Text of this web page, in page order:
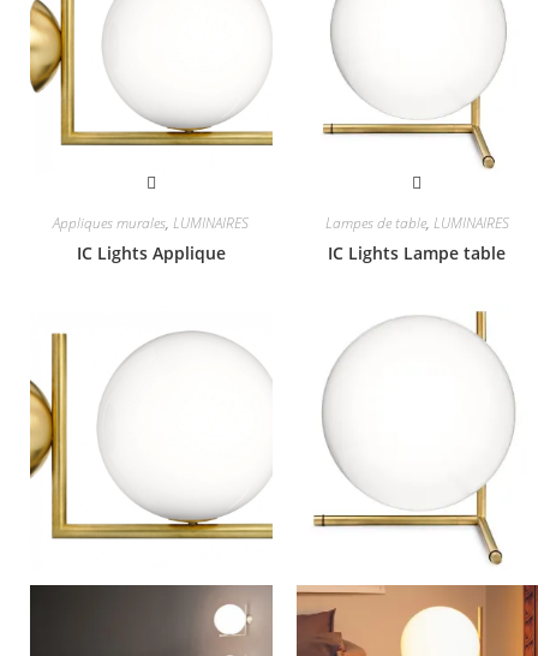
Appliques murales,LUMINAIRES
IC Lights Applique
Lampes de table, LUMINAIRES
IC Lights Lampe table